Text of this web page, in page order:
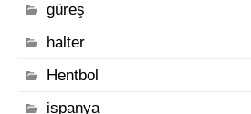
güreş
halter
Hentbol
ispanya